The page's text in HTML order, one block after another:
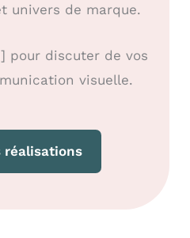
univers de marque.
pour discuter de vos
visuelle.
réalisations